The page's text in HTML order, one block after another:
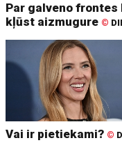
Par galveno frontes
kļūst aizmugure ©
Vai ir pietiekami? ©